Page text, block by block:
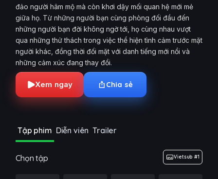
đảo người hâm mộ mà còn khơi dậy mối quan hệ mới mẻ
giữa họ. Từ những người bạn cùng phòng đối đầu đến
những người bạn đời không ngờ tới, họ cùng nhau vượt
qua những thử thách trong việc thể hiện tình cảm trước mặt
người khác, đồng thời đối mặt với danh tiếng mới nổi và
những cảm xúc đang thay đổi.
Xem ngay Chia sẻ
Tập phim Diễn viên Trailer
Chọn tập Vietsub #1